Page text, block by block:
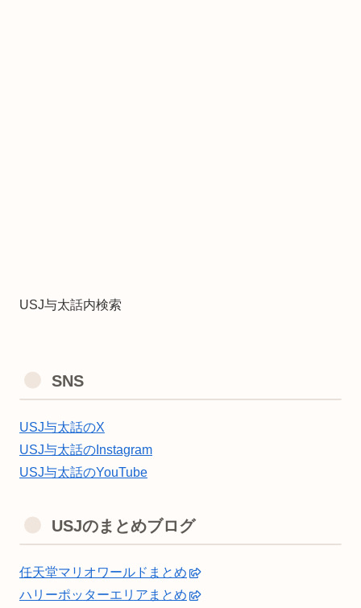
USJ与太話内検索
SNS
USJ与太話のX
USJ与太話のInstagram
USJ与太話のYouTube
USJのまとめブログ
任天堂マリオワールドまとめ
ハリーポッターエリアまとめ